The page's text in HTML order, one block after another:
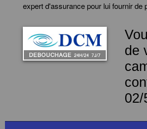
expert d'assurance pour lui fournir de
de
02/